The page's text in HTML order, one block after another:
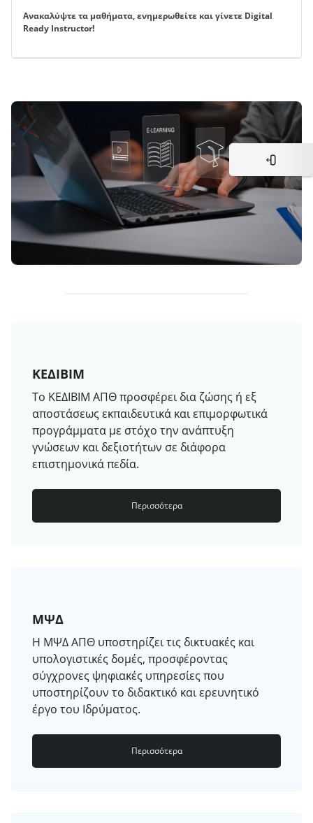
Άνοιγμα
Ανακαλύψτε τα μαθήματα, ενημερωθείτε και γίνετε Digital
Ready Instructor!
Μπλοκ
ΚΕΔΙΒΙΜ
Το ΚΕΔΙΒΙΜ ΑΠΘ προσφέρει δια ζώσης ή εξ
αποστάσεως εκπαιδευτικά και επιμορφωτικά
προγράμματα με στόχο την ανάπτυξη
γνώσεων και δεξιοτήτων σε διάφορα
επιστημονικά πεδία.
Περισσότερα
ΜΨΔ
Η ΜΨΔ ΑΠΘ υποστηρίζει τις δικτυακές και
υπολογιστικές δομές, προσφέροντας
σύγχρονες ψηφιακές υπηρεσίες που
υποστηρίζουν το διδακτικό και ερευνητικό
έργο του Ιδρύματος.
Περισσότερα